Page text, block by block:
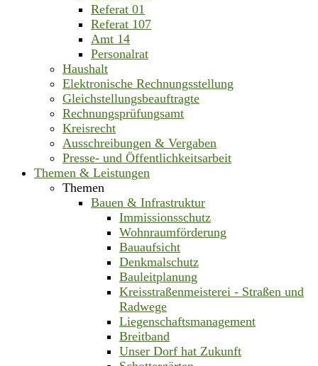
Referat 01
Referat 107
Amt 14
Personalrat
Haushalt
Elektronische Rechnungsstellung
Gleichstellungsbeauftragte
Rechnungsprüfungsamt
Kreisrecht
Ausschreibungen & Vergaben
Presse- und Öffentlichkeitsarbeit
Themen & Leistungen
Themen
Bauen & Infrastruktur
Immissionsschutz
Wohnraumförderung
Bauaufsicht
Denkmalschutz
Bauleitplanung
Kreisstraßenmeisterei - Straßen und
Radwege
Liegenschaftsmanagement
Breitband
Unser Dorf hat Zukunft